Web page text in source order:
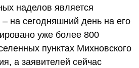
наделов является
на сегодняшний день на его
уже более 800
пунктах Михновского
а заявителей сейчас